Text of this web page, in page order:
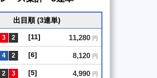
出目順 (3連単)
[11] 11,280 円
[6] 8,120 円
[5] 4,990 円